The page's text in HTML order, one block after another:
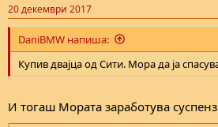
s
:
20 декември 2017
DaniBMW напиша:
Купив двајца од Сити. Мора да ја
И тогаш Мората заработува